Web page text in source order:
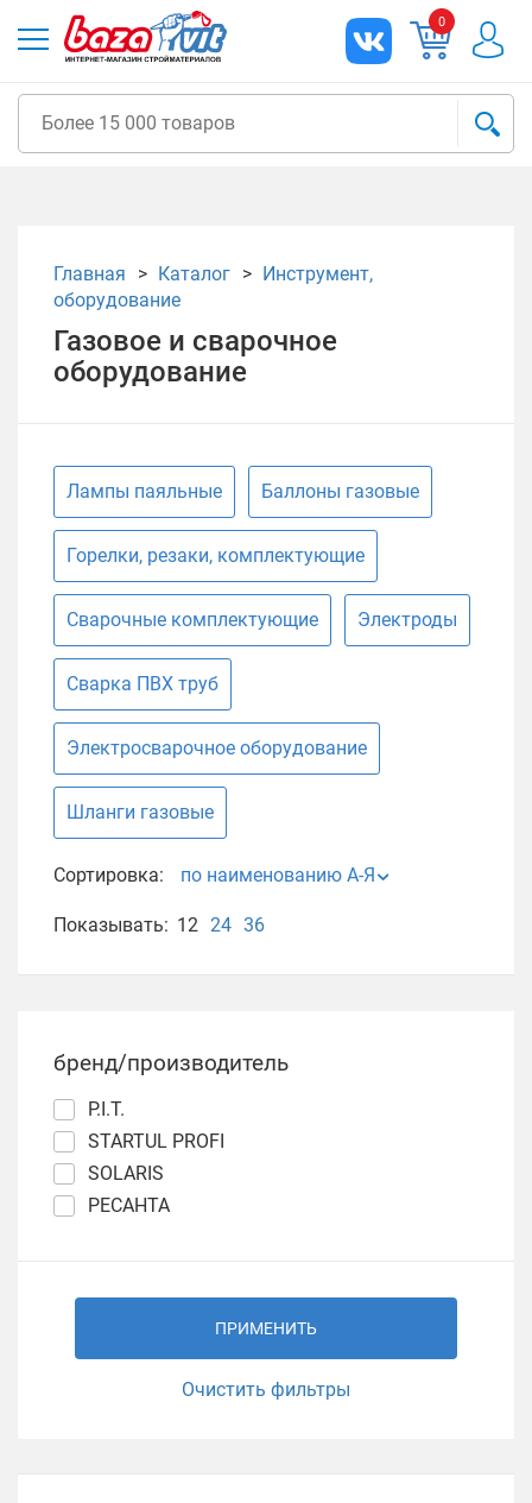
0
Главная Каталог
Инструмент,
оборудование
Газовое и сварочное
оборудование
Лампы паяльные Баллоны газовые
Горелки, резаки, комплектующие
Сварочные комплектующие Электроды
Сварка ПВХ труб
Электросварочное оборудование
Шланги газовые
Сортировка: по наименованию А-Я
Показывать: 12 24 36
бренд/производитель
P.I.T.
STARTUL PROFI
SOLARIS
РЕСАНТА
ПРИМЕНИТЬ
Очистить фильтры